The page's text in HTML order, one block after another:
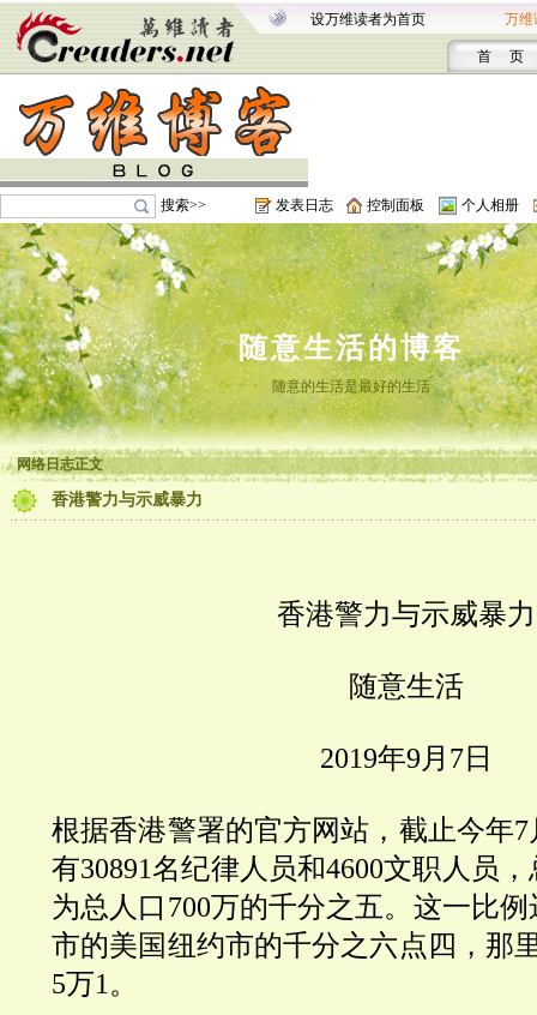
设万维读者为首页 万维
首 页
搜索>> 发表日志 控制面板 个人相册
随意生活的博客
随意的生活是最好的生活
网络日志正文
香港警力与示威暴力
香港警力与示威暴力
随意生活
2019年9 月 7日
根据香港警署的官方网站，截止今年7
有30891名纪律人员和4600文职人员，
为总人口700万的千分之五。这一比
市的美国纽约市的千分之六点四，那
5万1 。